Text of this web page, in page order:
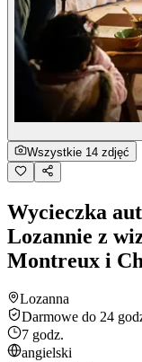
Wszystkie 14 zdjęć
Wycieczka
Lozannie z
Montreux i
Lozanna
Darmowe do 24
7 godz.
angielski